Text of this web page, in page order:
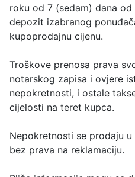
roku od 7 (sedam) dana
depozit izabranog
kupoprodajnu cijenu.
Troškove prenosa prava
notarskog zapisa i ovjere
nepokretnosti, i ostale
cijelosti na teret kupca.
Nepokretnosti se prodaju
bez prava na reklamaciju.